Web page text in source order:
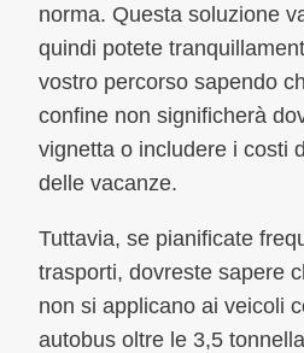
norma. Questa soluzione
quindi potete
vostro percorso sapendo
confine non significherà
vignetta o includere i costi
delle vacanze.
Tuttavia, se pianificate
trasporti, dovreste sapere
non si applicano ai veicoli
autobus oltre le 3,5